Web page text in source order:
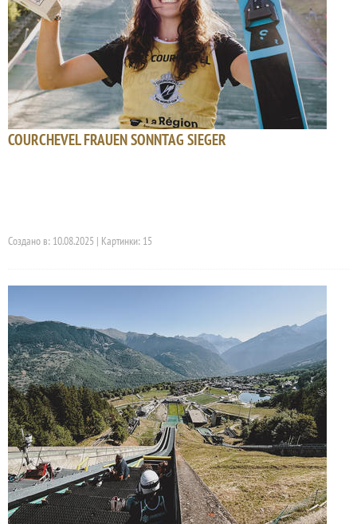
COURCHEVEL FRAUEN SONNTAG SIEGER
Создано в: 10.08.2025 | Картинки: 15